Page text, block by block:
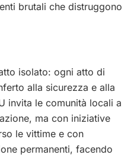
brutali che distruggono
isolato: ogni atto di
alla sicurezza e alla
invita le comunità locali a
ma con iniziative
le vittime e con
permanenti, facendo